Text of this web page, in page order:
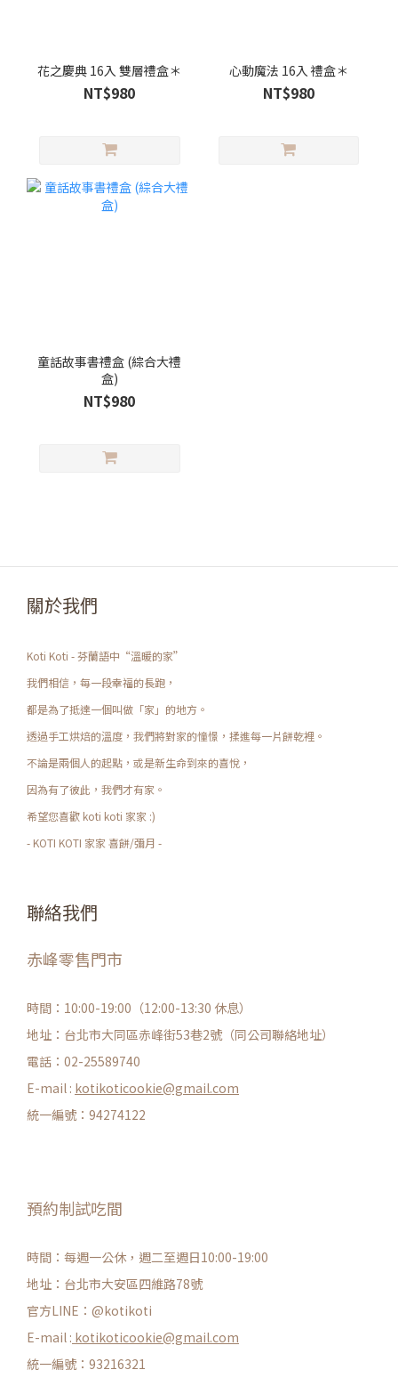
花之慶典 16入 雙層禮盒＊
NT$980
心動魔法 16入 禮盒＊
NT$980
童話故事書禮盒 (綜合大禮
盒)
NT$980
關於我們
Koti Koti - 芬蘭語中“溫暖的家”
我們相信，每一段幸福的長跑，
都是為了抵達一個叫做「家」的地方。
透過手工烘焙的溫度，我們將對家的憧憬，揉進每一片餅乾裡。
不論是兩個人的起點，或是新生命到來的喜悅，
因為有了彼此，我們才有家。
希望您喜歡 koti koti 家家 :)
- KOTI KOTI 家家 喜餅/彌月 -
聯絡我們
赤峰零售門市
時間：10:00-19:00（12:00-13:30 休息）
地址：台北市大同區赤峰街53巷2號（同公司聯絡地址）
電話：02-25589740
E-mail : kotikoticookie@gmail.com
統一編號：94274122
預約制試吃間
時間：每週一公休，週二至週日10:00-19:00
地址：台北市大安區四維路78號
官方LINE：@kotikoti
E-mail : kotikoticookie@gmail.com
統一編號：93216321